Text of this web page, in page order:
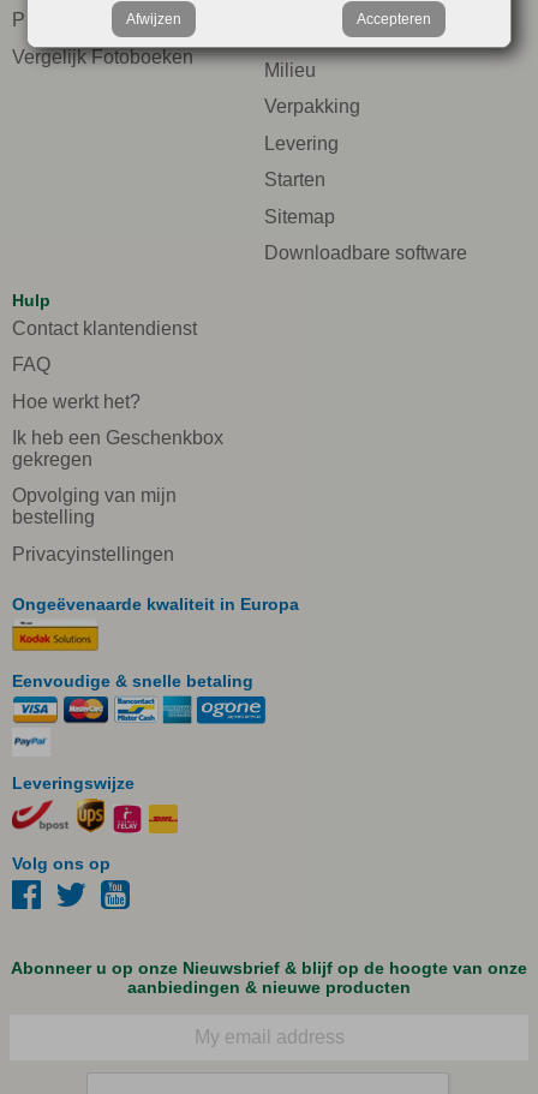
Prijzen
Vergelijk Fotoboeken
Bescherming van de
persoonlijke levenssfeer
Milieu
Verpakking
Levering
Starten
Sitemap
Downloadbare software
Hulp
Contact klantendienst
FAQ
Hoe werkt het?
Ik heb een Geschenkbox
gekregen
Opvolging van mijn
bestelling
Privacyinstellingen
Ongeëvenaarde kwaliteit in Europa
Eenvoudige & snelle betaling
Leveringswijze
Volg ons op
Afwijzen Accepteren
Abonneer u op onze Nieuwsbrief & blijf op de hoogte van onze
aanbiedingen & nieuwe producten